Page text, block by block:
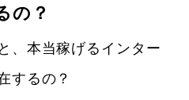
の？
、本当稼げるインター
するの？